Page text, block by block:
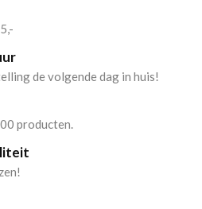
de volgende dag in huis!
producten.